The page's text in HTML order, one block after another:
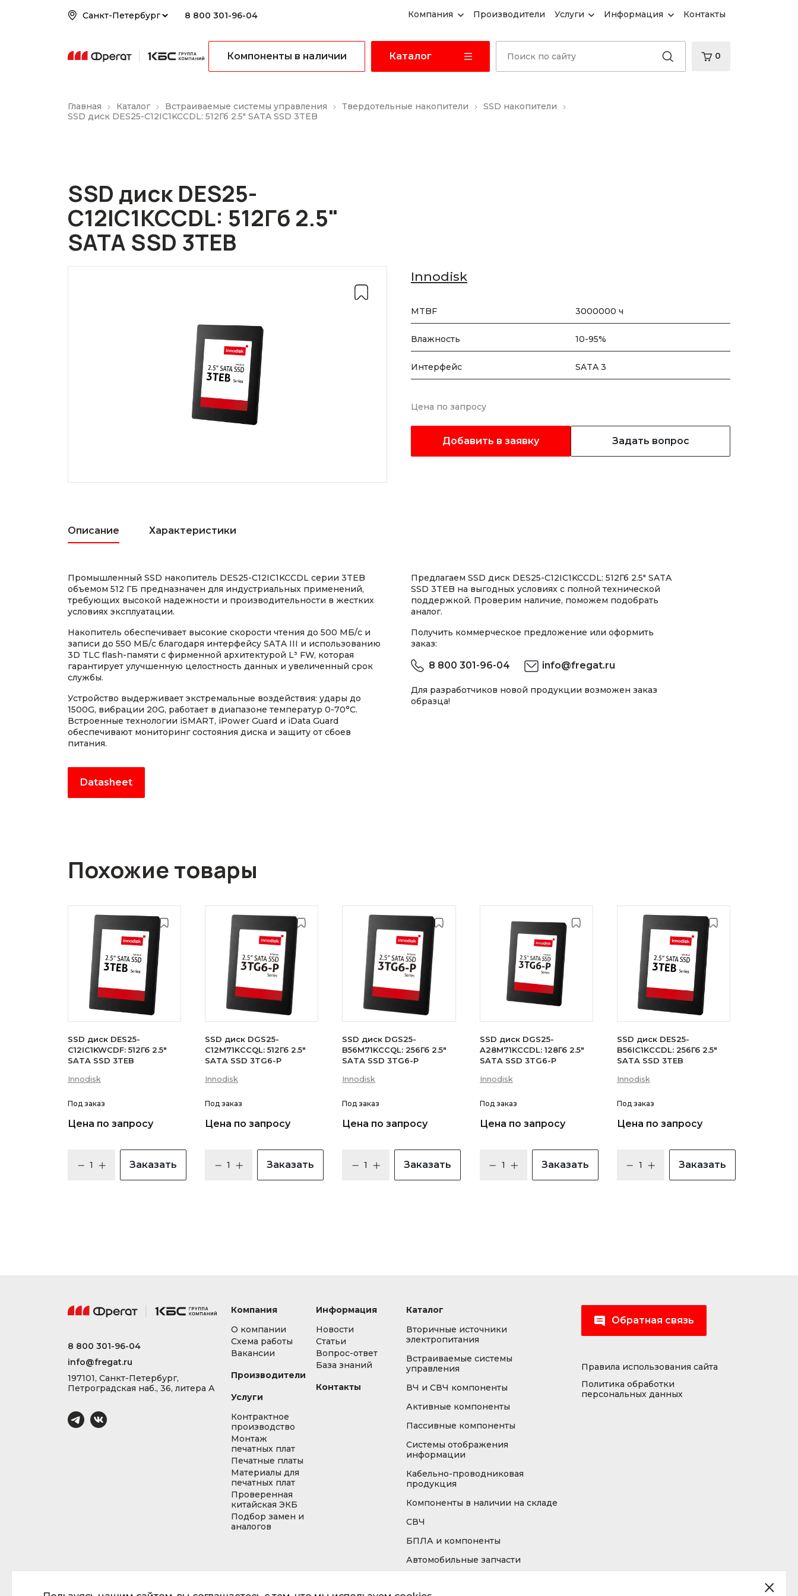
8 800 301-96-04 Компания Производители Услуги Информация Контакты
Компоненты в наличии Каталог 0
Главная Каталог Встраиваемые системы управления Твердотельные накопители
SSD накопители
SSD диск DES25-C12IC1KCCDL: 512Гб 2.5" SATA SSD 3TEB
SSD диск DES25-
C12IC1KCCDL: 512Гб 2.5"
SATA SSD 3TEB
Innodisk
MTBF 3000000 ч
Влажность 10-95%
Интерфейс SATA 3
Цена по запросу
Добавить в заявку Задать вопрос
Описание Характеристики
Промышленный SSD накопитель DES25-C12IC1KCCDL серии 3TEB
объемом 512 ГБ предназначен для индустриальных применений,
требующих высокой надежности и производительности в жестких
условиях эксплуатации.
Накопитель обеспечивает высокие скорости чтения до 500 МБ/с и
записи до 550 МБ/с благодаря интерфейсу SATA III и использованию
3D TLC flash-памяти с фирменной архитектурой L³ FW, которая
гарантирует улучшенную целостность данных и увеличенный срок
службы.
Устройство выдерживает экстремальные воздействия: удары до
1500G, вибрации 20G, работает в диапазоне температур 0-70°C.
Встроенные технологии iSMART, iPower Guard и iData Guard
обеспечивают мониторинг состояния диска и защиту от сбоев
питания.
Datasheet
Предлагаем SSD диск DES25-C12IC1KCCDL: 512Гб 2.5" SATA
SSD 3TEB на выгодных условиях с полной технической
поддержкой. Проверим наличие, поможем подобрать
аналог.
Получить коммерческое предложение или оформить
заказ:
8 800 301-96-04 info@fregat.ru
Для разработчиков новой продукции возможен заказ
образца!
Похожие товары
SSD диск DES25-
C12IC1KWCDF: 512Гб 2.5"
SATA SSD 3TEB
Innodisk
Под заказ
Цена по запросу
Заказать
SSD диск DGS25-
C12M71KCCQL: 512Гб 2.5"
SATA SSD 3TG6-P
Innodisk
Под заказ
Цена по запросу
Заказать
SSD диск DGS25-
B56M71KCCQL: 256Гб 2.5"
SATA SSD 3TG6-P
Innodisk
Под заказ
Цена по запросу
Заказать
SSD диск DGS25-
A28M71KCCDL: 128Гб 2.5"
SATA SSD 3TG6-P
Innodisk
Под заказ
Цена по запросу
Заказать
SSD диск DES25-
B56IC1KCCDL: 256Гб 2.5"
SATA SSD 3TEB
Innodisk
Под заказ
Цена по запросу
Заказать
8 800 301-96-04
info@fregat.ru
197101, Санкт-Петербург,
Петроградская наб., 36, литера А
Компания
О компании
Схема работы
Вакансии
Производители
Услуги
Контрактное
производство
Монтаж
печатных плат
Печатные платы
Материалы для
печатных плат
Проверенная
китайская ЭКБ
Подбор замен и
аналогов
Информация
Новости
Статьи
Вопрос-ответ
База знаний
Контакты
Каталог
Вторичные источники
электропитания
Встраиваемые системы
управления
ВЧ и СВЧ компоненты
Активные компоненты
Пассивные компоненты
Системы отображения
информации
Кабельно-проводниковая
продукция
Компоненты в наличии на складе
СВЧ
БПЛА и компоненты
Автомобильные запчасти
Обратная связь
Правила использования сайта
Политика обработки
персональных данных